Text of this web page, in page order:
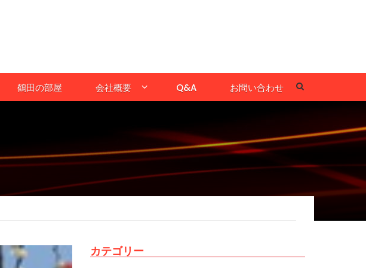
鶴田の部屋 会社概要 Q&A お問い合わせ
カテゴリー